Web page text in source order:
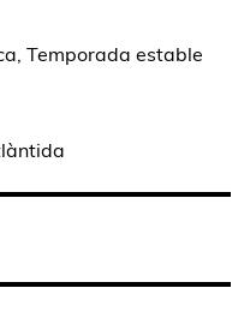
Temporada estable